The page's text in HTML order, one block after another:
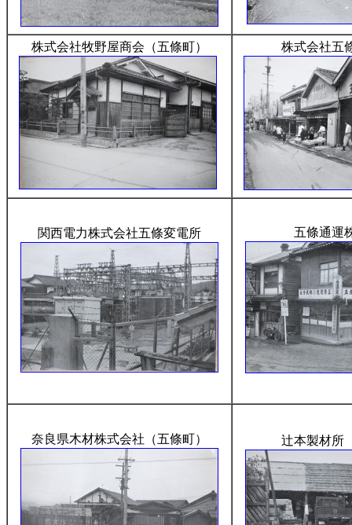
株式会社牧野屋商会（五條町） 株式会社五
関西電力株式会社五條変電所 五條通運
奈良県木材株式会社（五條町） 辻本製材所